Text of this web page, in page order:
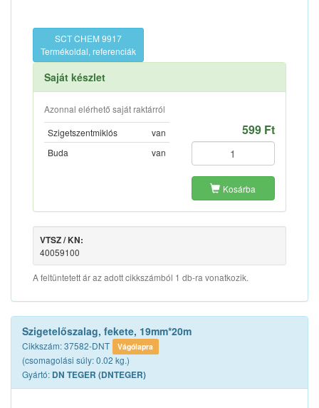
SCT CHEM 9917
Termékoldal, referenciák
Saját készlet
Azonnal elérhető saját raktárról
Szigetszentmiklós
van
Buda
van
599 Ft
Kosárba
VTSZ / KN:
40059100
A feltüntetett ár az adott cikkszámból 1 db-ra vonatkozik.
Szigetelőszalag, fekete, 19mm*20m
Cikkszám: 37582-DNT Vágólapra
(csomagolási súly: 0.02 kg.)
Gyártó: DN TEGER (DNTEGER)